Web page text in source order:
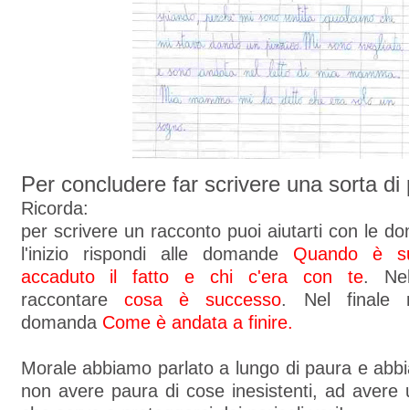
Per concludere far scrivere una sorta di
Ricorda:
per scrivere un racconto puoi aiutarti con le
l'inizio rispondi alle domande Quando è
accaduto il fatto e chi c'era con te.
raccontare cosa è successo. Nel finale
domanda Come è andata a finire.
Morale abbiamo parlato a lungo di paura e
non avere paura di cose inesistenti, ad avere